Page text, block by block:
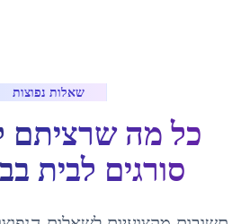
שאלות נפוצות
כל מה שרציתם
סורגים לבית ב